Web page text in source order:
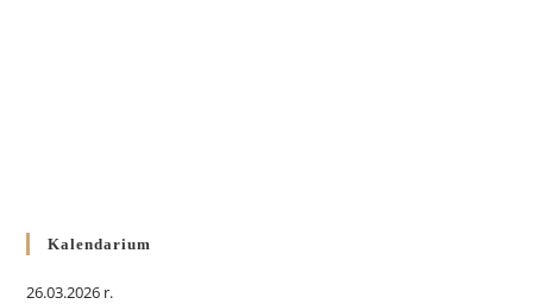
Kalendarium
26.03.2026 r.